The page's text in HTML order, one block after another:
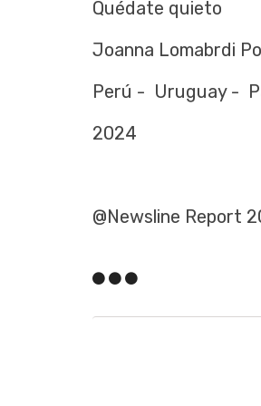
Quédate quieto
Joanna Lomabrdi
Perú - Uruguay -
2024
@Newsline Report